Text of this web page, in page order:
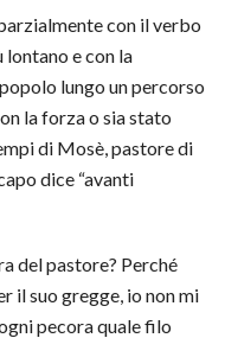
con il verbo
lontano e con la
lungo un percorso
la forza o sia stato
di Mosè, pastore di
dice “avanti
del pastore? Perché
il suo gregge, io non mi
pecora quale filo